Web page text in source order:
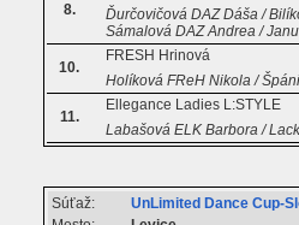
8.
Ďurčovičová DAZ Dáša /
Sámalová DAZ Andrea /
10.
FRESH Hrinová
Holíková FReH Nikola /
11.
Ellegance Ladies L:STYLE
Labašová ELK Barbora /
Súťaž:
UnLimited Dance Cup-